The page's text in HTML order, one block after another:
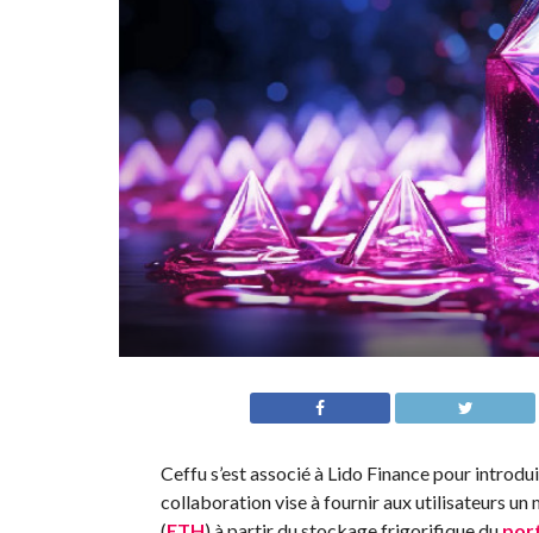
Ceffu s’est associé à Lido Finance pour
collaboration vise à fournir aux utilisateurs un